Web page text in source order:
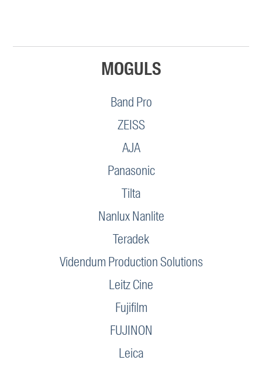
MOGULS
Band Pro
ZEISS
AJA
Panasonic
Tilta
Nanlux Nanlite
Teradek
Videndum Production Solutions
Leitz Cine
Fujifilm
FUJINON
Leica